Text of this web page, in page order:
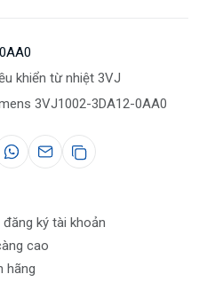
khiển từ nhiệt 3VJ
3VJ1002-3DA12-0AA0
ký tài khoản
cao
hãng